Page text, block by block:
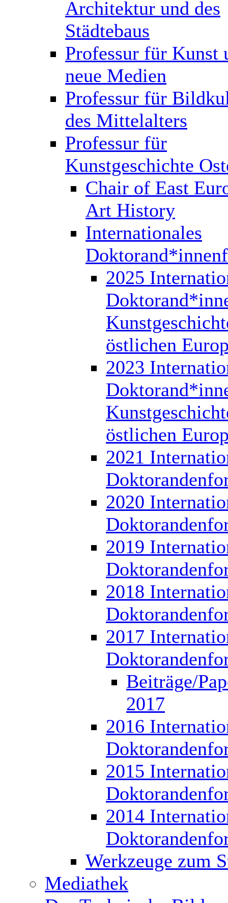
Architektur und des
Städtebaus
Professur für Kunst
neue Medien
Professur für
des Mittelalters
Professur für
Kunstgeschichte
Chair of East
Art History
Internationales
2025
östlichen
2023
östlichen
2021
2020
2019
2018
2017
Beiträge/
2017
2016
2015
2014
Werkzeuge zum
Mediathek